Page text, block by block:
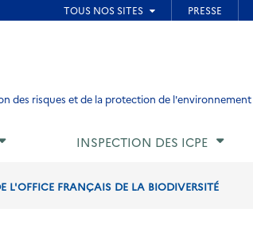
des risques et de la protection de l'environnement
INSPECTION DES ICPE
L'OFFICE FRANÇAIS DE LA BIODIVERSITÉ